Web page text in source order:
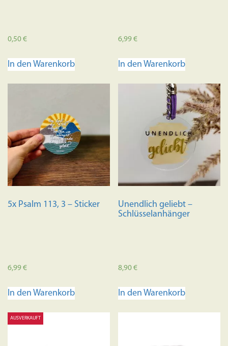
0,50€
In den Warenkorb
6,99€
In den Warenkorb
5x Psalm 113, 3 – Sticker
6,99€
In den Warenkorb
Unendlich geliebt –
Schlüsselanhänger
8,90€
In den Warenkorb
AUSVERKAUFT